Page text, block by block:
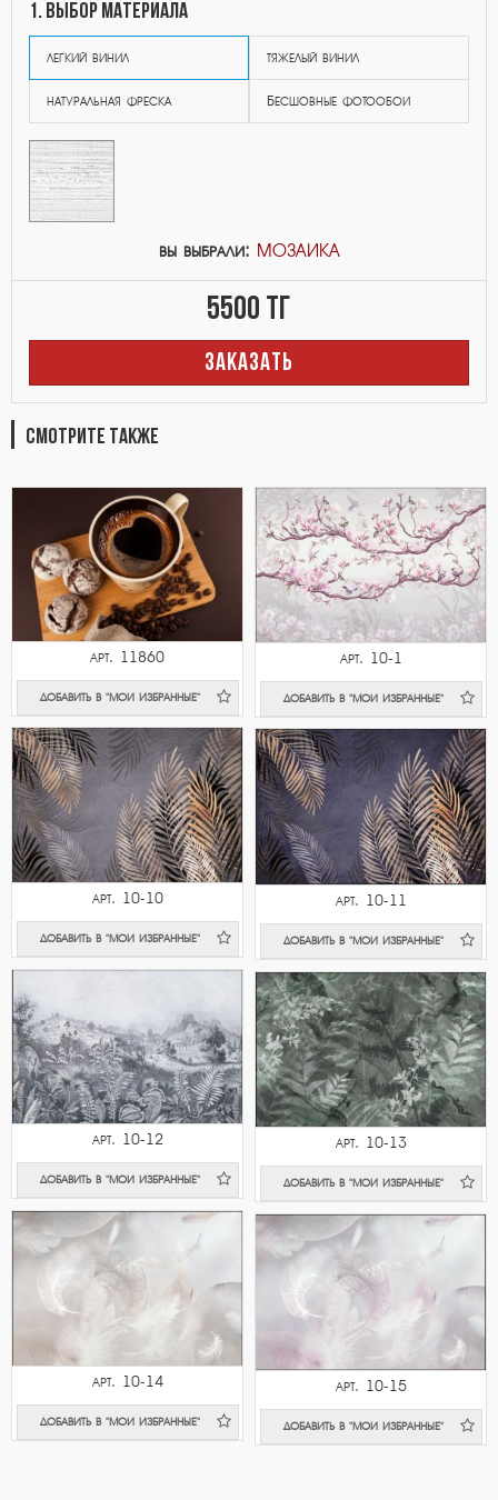
1. выбор материала
легкий винил тяжелый винил
натуральная фреска Бесшовные фотообои
вы выбрали: МОЗАИКА
5500 тг
ЗАКАЗАТЬ
СМОТРИТЕ ТАКЖЕ
арт. 11860
ДОБАВИТЬ В "МОИ ИЗБРАННЫЕ"
арт. 10-1
ДОБАВИТЬ В "МОИ ИЗБРАННЫЕ"
арт. 10-10
ДОБАВИТЬ В "МОИ ИЗБРАННЫЕ"
арт. 10-11
ДОБАВИТЬ В "МОИ ИЗБРАННЫЕ"
арт. 10-12
ДОБАВИТЬ В "МОИ ИЗБРАННЫЕ"
арт. 10-13
ДОБАВИТЬ В "МОИ ИЗБРАННЫЕ"
арт. 10-14
ДОБАВИТЬ В "МОИ ИЗБРАННЫЕ"
арт. 10-15
ДОБАВИТЬ В "МОИ ИЗБРАННЫЕ"